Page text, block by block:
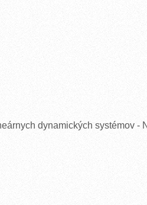
dynamických systémov -